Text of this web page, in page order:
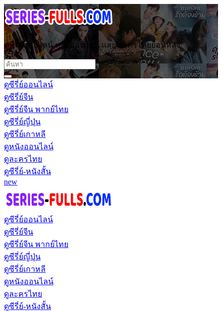
ดูซีรี่ย์ออนไลน์ หนังออนไลน์ และ ละครไทยย้อนหลัง
ดูซีรี่ย์ออนไลน์
ดูซีรี่ย์จีน
ดูซีรี่ย์จีน พากย์ไทย
ดูซีรี่ย์ญี่ปุ่น
ดูซีรี่ย์เกาหลี
ดูหนังออนไลน์
ดูละครไทย
ดูซีรี่ย์-หนังสั้น
new
ดูซีรี่ย์ออนไลน์
ดูซีรี่ย์จีน
ดูซีรี่ย์จีน พากย์ไทย
ดูซีรี่ย์ญี่ปุ่น
ดูซีรี่ย์เกาหลี
ดูหนังออนไลน์
ดูละครไทย
ดูซีรี่ย์-หนังสั้น